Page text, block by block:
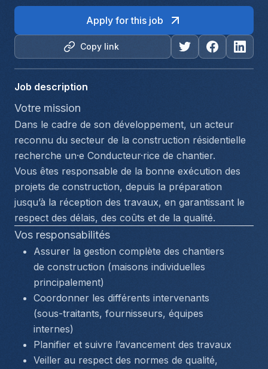
Copy link
Apply for this job
Job description
Votre mission
Dans le cadre de son développement, un acteur
reconnu du secteur de la construction résidentielle
recherche un·e Conducteur·rice de chantier.
Vous êtes responsable de la bonne exécution des
projets de construction, depuis la préparation
jusqu’à la réception des travaux, en garantissant le
respect des délais, des coûts et de la qualité.
Vos responsabilités
Assurer la gestion complète des chantiers
de construction (maisons individuelles
principalement)
Coordonner les différents intervenants
(sous-traitants, fournisseurs, équipes
internes)
Planifier et suivre l’avancement des travaux
Veiller au respect des normes de qualité,